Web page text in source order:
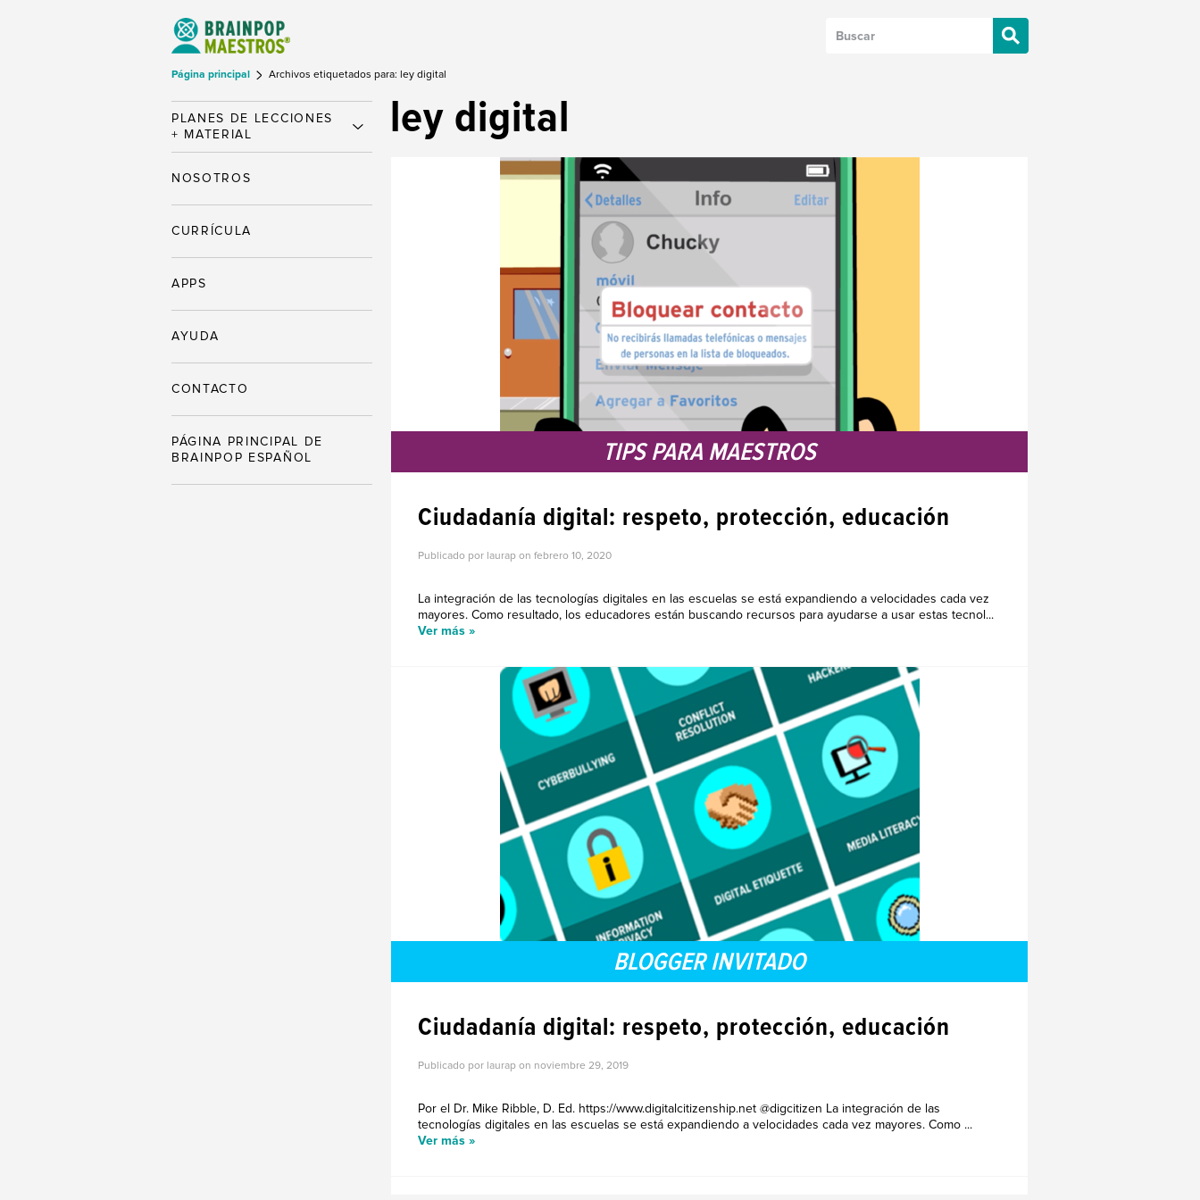
Página principal Archivos etiquetados para: ley digital
ley digital
TIPS PARA MAESTROS
Ciudadanía digital: respeto, protección, educación
Publicado por laurap on febrero 10, 2020
La integración de las tecnologías digitales en las escuelas se está expandiendo a velocidades cada vez
mayores. Como resultado, los educadores están buscando recursos para ayudarse a usar estas tecnol...
Ver más »
BLOGGER INVITADO
Ciudadanía digital: respeto, protección, educación
Publicado por laurap on noviembre 29, 2019
Por el Dr. Mike Ribble, D. Ed. https://www.digitalcitizenship.net @digcitizen La integración de las
tecnologías digitales en las escuelas se está expandiendo a velocidades cada vez mayores. Como ...
Ver más »
PLANES DE LECCIONES
+ MATERIAL
NOSOTROS
CURRÍCULA
APPS
AYUDA
CONTACTO
PÁGINA PRINCIPAL DE
BRAINPOP ESPAÑOL